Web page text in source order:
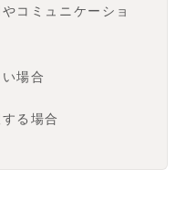
コミュニケーショ
場合
る場合